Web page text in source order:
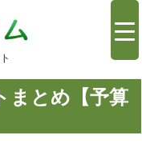
齢
者
まとめ【予算